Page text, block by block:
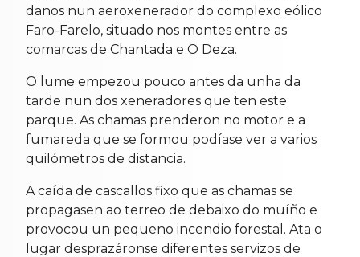
danos nun aeroxenerador do complexo eólico
Faro-Farelo, situado nos montes entre as
comarcas de Chantada e O Deza.
O lume empezou pouco antes da unha da
tarde nun dos xeneradores que ten este
parque. As chamas prenderon no motor e a
fumareda que se formou podíase ver a varios
quilómetros de distancia.
A caída de cascallos fixo que as chamas se
propagasen ao terreo de debaixo do muíño e
provocou un pequeno incendio forestal. Ata o
lugar desprazáronse diferentes servizos de